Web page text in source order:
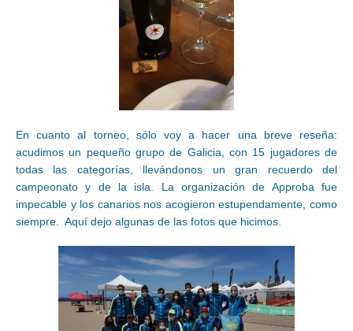
En cuanto al torneo, sólo voy a hacer una breve reseña:
acudimos un pequeño grupo de Galicia, con 15 jugadores de
todas las categorías, llevándonos un gran recuerdo del
campeonato y de la isla. La organización de Approba fue
impecable y los canarios nos acogieron estupendamente, como
siempre. Aquí dejo algunas de las fotos que hicimos.